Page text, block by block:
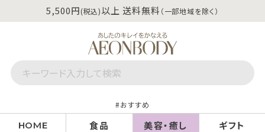
5,500円(税込)以上 送料無料 （一部地域を除く）
おすすめ
HOME 食品 美容・癒し ギフト